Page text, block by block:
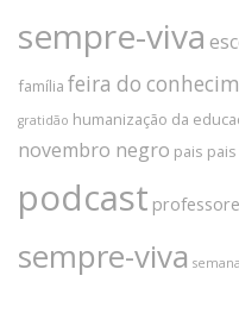
sempre-viva
família feira do
gratidão humanização da
novembro negro pais
podcast
sempre-viva